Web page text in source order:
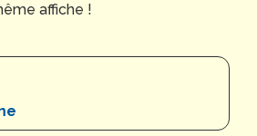
affiche !